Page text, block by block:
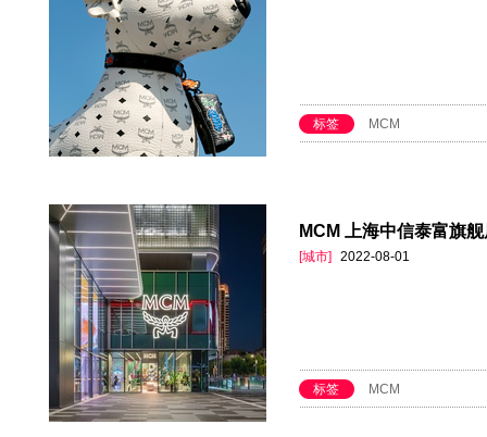
标签 MCM
MCM 上海中信泰富旗
[城市] 2022-08-01
标签 MCM